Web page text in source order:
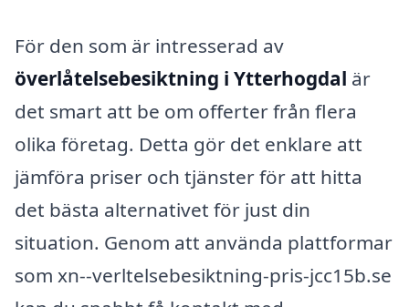
För den som är intresserad av
överlåtelsebesiktning i Ytterhogdal är
det smart att be om offerter från flera
olika företag. Detta gör det enklare att
jämföra priser och tjänster för att hitta
det bästa alternativet för just din
situation. Genom att använda plattformar
som xn--verltelsebesiktning-pris-jcc15b.se